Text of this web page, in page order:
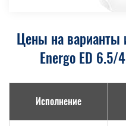
Цены на варианты
Energo ED 6.5/
Исполнение